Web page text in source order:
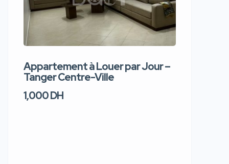
Appartement à Louer par Jour –
Tanger Centre-Ville
1,000 DH